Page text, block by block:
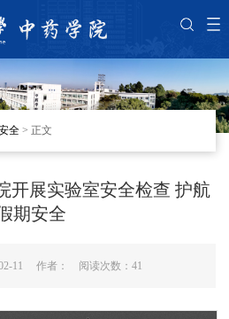
全 > 正文
开展实验室安全检查 护航
期安全
02-11 作者： 阅读次数： 41